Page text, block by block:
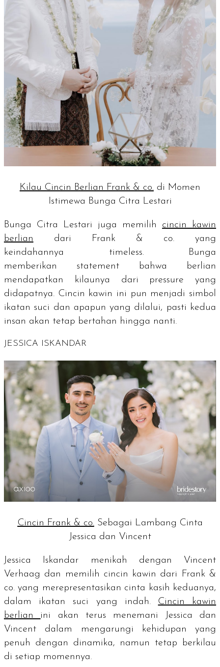
Kilau Cincin Berlian Frank & co. di Momen
Istimewa Bunga Citra Lestari
Bunga Citra Lestari juga memilih cincin kawin
berlian dari Frank & co. yang
keindahannya timeless. Bunga
memberikan statement
bahwa berlian
mendapatkan kilaunya dari pressure yang
didapatnya. Cincin kawin ini pun menjadi simbol
ikatan suci dan apapun yang dilalui, pasti kedua
insan akan tetap bertahan hingga nanti.
JESSICA ISKANDAR
Cincin Frank & co.Sebagai Lambang Cinta
Jessica dan Vincent
Jessica Iskandar menikah dengan Vincent
Verhaag dan memilih cincin kawin dari Frank &
co. yang merepresentasikan cinta kasih keduanya,
dalam ikatan suci yang indah. Cincin kawin
berlian ini akan terus menemani Jessica dan
Vincent dalam mengarungi kehidupan yang
penuh dengan dinamika, namun tetap berkilau
di setiap momennya.